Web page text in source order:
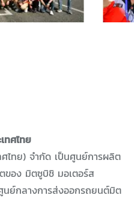
ทศไทย
ไทย) จำกัด เป็นศูนย์การผลิต
ของ มิตซูบิชิ มอเตอร์ส
นย์กลางการส่งออกรถยนต์มิต